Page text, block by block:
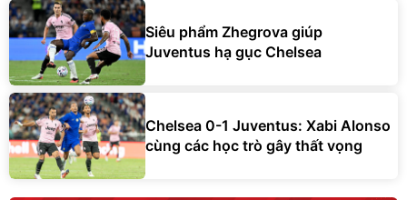
Siêu phẩm Zhegrova giúp
Juventus hạ gục Chelsea
Chelsea 0-1 Juventus: Xabi Alonso
cùng các học trò gây thất vọng